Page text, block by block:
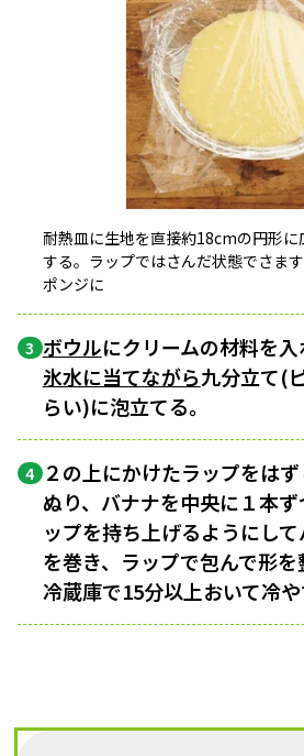
耐熱皿に生地を直接約18cmの円形に
する。ラップではさんだ状態でさま
ポンジに
3 ボウルにクリームの材料を入
氷水に当てながら九分立て(
らい)に泡立てる。
4 ２の上にかけたラップをは
ぬり、バナナを中央に１本
ップを持ち上げるようにし
を巻き、ラップで包んで形
冷蔵庫で15分以上おいて冷や